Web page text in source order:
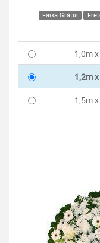
Faixa Grátis
1,0m
1,2m
1,5m